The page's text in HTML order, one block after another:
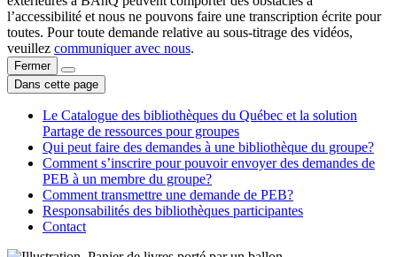
l’accessibilité et nous ne pouvons faire une transcription écrite pour
toutes. Pour toute demande relative au sous-titrage des vidéos,
veuillez communiquer avec nous.
Fermer
Dans cette page
Le Catalogue des bibliothèques du Québec et la solution
Partage de ressources pour groupes
Qui peut faire des demandes à une bibliothèque du groupe?
Comment s’inscrire pour pouvoir envoyer des demandes de
PEB à un membre du groupe?
Comment transmettre une demande de PEB?
Responsabilités des bibliothèques participantes
Contact